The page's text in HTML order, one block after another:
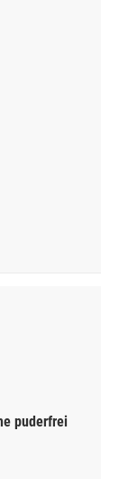
puderfrei